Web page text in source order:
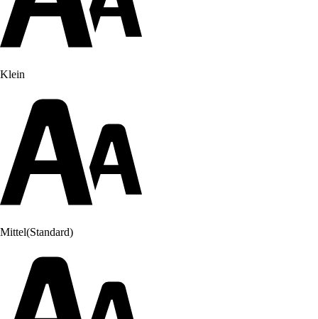
Klein
Mittel(Standard)